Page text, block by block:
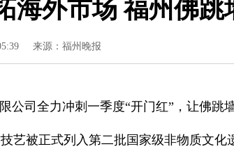
海外市场 福州佛跳
来源：福州晚报
司全力冲刺一季度“开门红”，让佛跳墙
被正式列入第二批国家级非物质文化